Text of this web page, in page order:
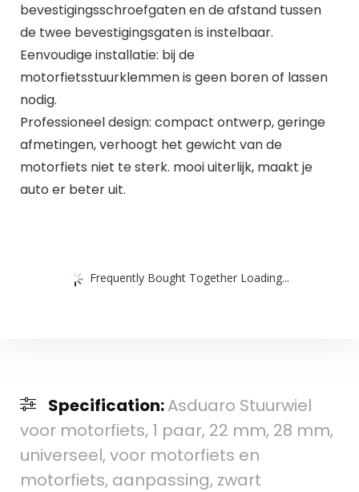
bevestigingsschroefgaten en de afstand tussen
de twee bevestigingsgaten is instelbaar.
Eenvoudige installatie: bij de
motorfietsstuurklemmen is geen boren of lassen
nodig.
Professioneel design: compact ontwerp, geringe
afmetingen, verhoogt het gewicht van de
motorfiets niet te sterk. mooi uiterlijk, maakt je
auto er beter uit.
Frequently Bought Together Loading...
Specification:Asduaro Stuurwiel
voor motorfiets, 1 paar, 22 mm, 28 mm,
universeel, voor motorfiets en
motorfiets, aanpassing, zwart